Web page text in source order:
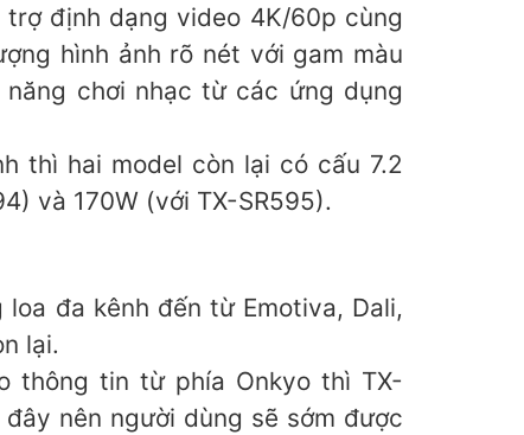
định dạng video 4K/60p cùng
hình ảnh rõ nét với gam màu
chơi nhạc từ các ứng dụng
thì hai model còn lại có cấu 7.2
và 170W (với TX-SR595).
đa kênh đến từ Emotiva, Dali,
lại.
thông tin từ phía Onkyo thì TX-
nên người dùng sẽ sớm được